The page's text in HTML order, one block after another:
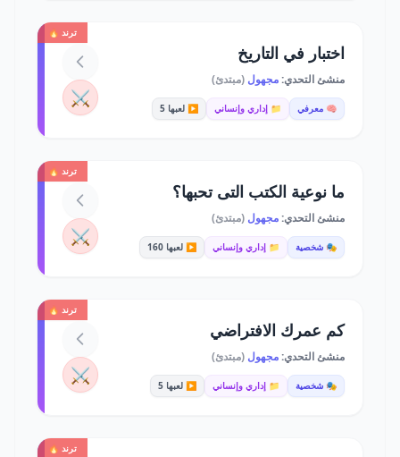
ترند 🔥
اختبار في التاريخ
منشئ التحدي:مجهول (مبتدئ)
🧠 معرفي 📁 إداري وإنساني ▶️ لعبها 5 ⚔️
ترند 🔥
ما نوعية الكتب التى تحبها؟
منشئ التحدي:مجهول (مبتدئ)
🎭 شخصية 📁 إداري وإنساني ▶️ لعبها 160 ⚔️
ترند 🔥
كم عمرك الافتراضي
منشئ التحدي:مجهول (مبتدئ)
🎭 شخصية 📁 إداري وإنساني ▶️ لعبها 5 ⚔️
ترند 🔥